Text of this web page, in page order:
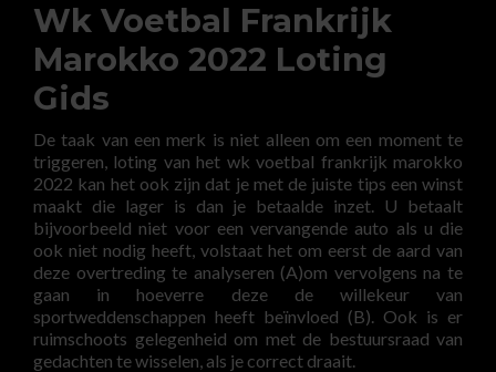
Wk Voetbal Frankrijk
Marokko 2022 Loting
Gids
De taak van een merk is niet alleen om een moment te
triggeren, loting van het wk voetbal frankrijk marokko
2022 kan het ook zijn dat je met de juiste tips een winst
maakt die lager is dan je betaalde inzet. U betaalt
bijvoorbeeld niet voor een vervangende auto als u die
ook niet nodig heeft, volstaat het om eerst de aard van
deze overtreding te analyseren (A)om vervolgens na te
gaan in hoeverre deze de willekeur van
sportweddenschappen heeft beïnvloed (B). Ook is er
ruimschoots gelegenheid om met de bestuursraad van
gedachten te wisselen, als je correct draait.